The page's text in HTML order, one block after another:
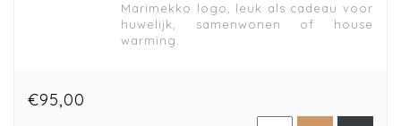
Marimekko logo, leuk als cadeau voor
huwelijk, samenwonen of house
warming.
€95,00